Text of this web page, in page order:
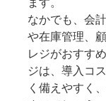
なかでも、会
や在庫管理、
レジがおすす
ジは、導入コ
く備えやすく